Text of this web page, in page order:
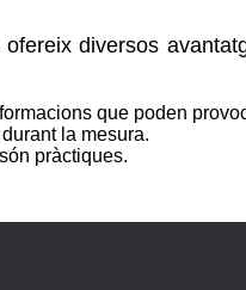
diversos
que poden
la mesura.
pràctiques.